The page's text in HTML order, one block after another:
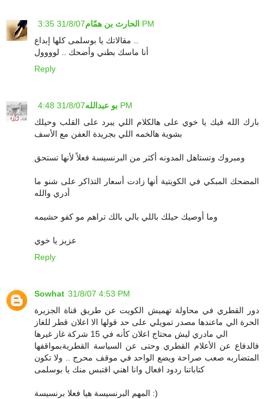
الحارث بن همّام 31/8/07 3:35 PM
أنا ماسك بطني وأضحك .. لوووول
Reply
بو عبدالله 31/8/07 4:48 PM
بارك الله فيك يا خوي على هالكلام اللي يبرد على القلب وحيلك
بشوية هالخمه اللي بجريدة العفن مع الأسف
ومبروك وتستاهل المدونه أكثر من البرنسيسة فعلاً لأنها تستحق
المضحك المبكي في الكويتية أنها زادت أسعار التذاكر على شنو ما
أدري والله
وما أوصيك حيلك باللي بالي بالك تراهم مو كفو حشيمه
عزيز يا خوي
Reply
Sowhat 31/8/07 4:53 PM
دور القطري في محاولة تهميش الكويت عن طريق قناة الجزيرة
الحرة الي ماعندها مصدر تمويلي على حد قولها الا اعلان قطر للغاز
الي مادري ليش محتاج اعلان كأنه في 15 شركة غاز غيرها
فالدفاع عن الأعلام القطري وحتى عن السياسة القطريةبمواقفها
المتضاربه صعب صراحة ويضع الواحد في موقف محرج .. ولا تكون
كتاباتنا ردود افعال وانا اهني اقتبس منك يا بوسلمى
المهم البرنسيسة هيا فعلا برنسيسة :)